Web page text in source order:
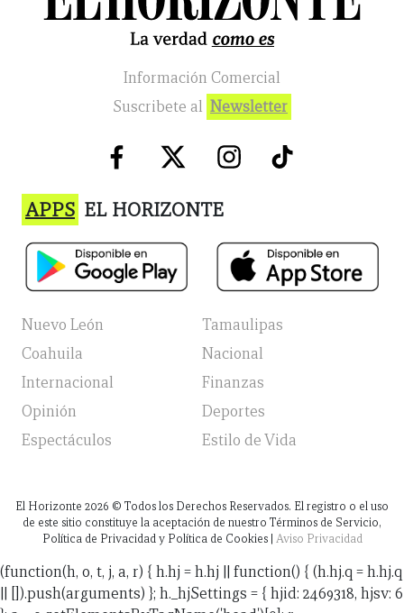
Información Comercial
Suscribete al Newsletter
APPS EL HORIZONTE
Nuevo León
Tamaulipas
Coahuila
Nacional
Internacional
Finanzas
Opinión
Deportes
Espectáculos
Estilo de Vida
El Horizonte 2026 © Todos los Derechos Reservados. El registro o el uso
de este sitio constituye la aceptación de nuestro Términos de Servicio,
Política de Privacidad y Política de Cookies | Aviso Privacidad
(function(h, o, t, j, a, r) { h.hj = h.hj || function() { (h.hj.q = h.hj.q
|| []).push(arguments) }; h._hjSettings = { hjid: 2469318, hjsv: 6